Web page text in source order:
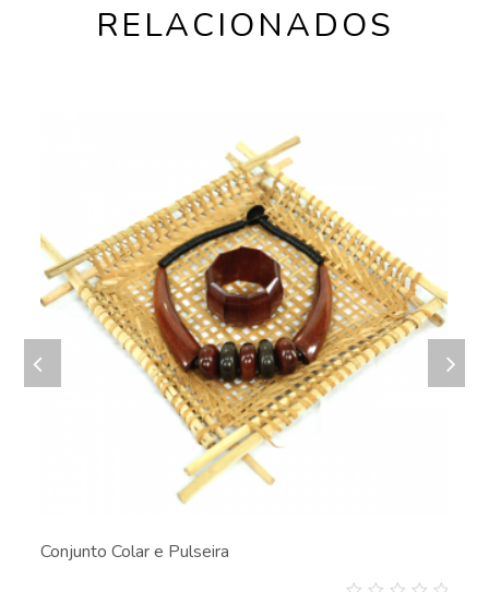
RELACIONADOS
Conjunto Colar e Pulseira